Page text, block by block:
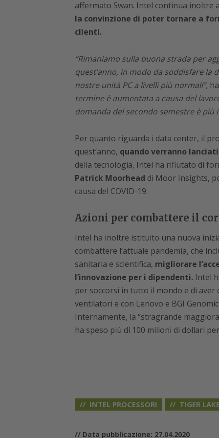
affermato Swan. Intel continua inoltre
la convinzione di poter tornare a
clienti.
“Rimaniamo sulla buona strada per
quest’anno, in modo da soddisfare la
nostre unità PC a livelli più normali”,
termine è aumentata a causa del
domanda del secondo semestre è più
Per quanto riguarda i data center, il
quest’anno, quando verranno
della tecnologia, Intel ha rifiutato di
Patrick Moorhead di Moor Insights,
causa del COVID-19.
Azioni per combattere il
Intel ha inoltre istituito una nuova
combattere l’attuale pandemia, che
sanitaria e scientifica, migliorare
l’innovazione per i dipendenti.Intel
per soccorsi in tutto il mondo e di
ventilatori e con Lenovo e BGI
Internamente, la “stragrande
ha speso più di 100 milioni di dollari
INTEL PROCESSORI TIGER LAKE
// Data pubblicazione: 27.04.2020